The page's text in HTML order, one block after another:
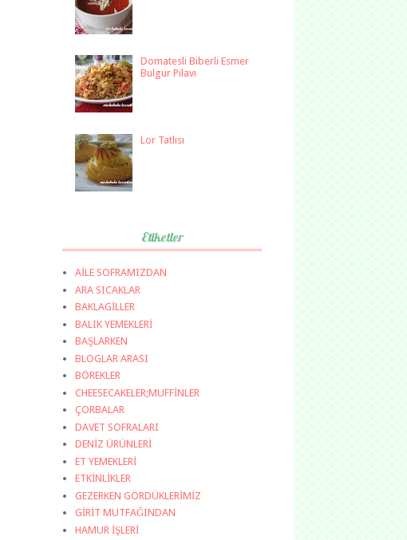
Domatesli Biberli Esmer
Bulgur Pilavı
Lor Tatlısı
Etiketler
AİLE SOFRAMIZDAN
ARA SICAKLAR
BAKLAGİLLER
BALIK YEMEKLERİ
BAŞLARKEN
BLOGLAR ARASI
BÖREKLER
CHEESECAKELER;MUFFİNLER
ÇORBALAR
DAVET SOFRALARI
DENİZ ÜRÜNLERİ
ET YEMEKLERİ
ETKİNLİKLER
GEZERKEN GÖRDÜKLERİMİZ
GİRİT MUTFAĞINDAN
HAMUR İŞLERİ